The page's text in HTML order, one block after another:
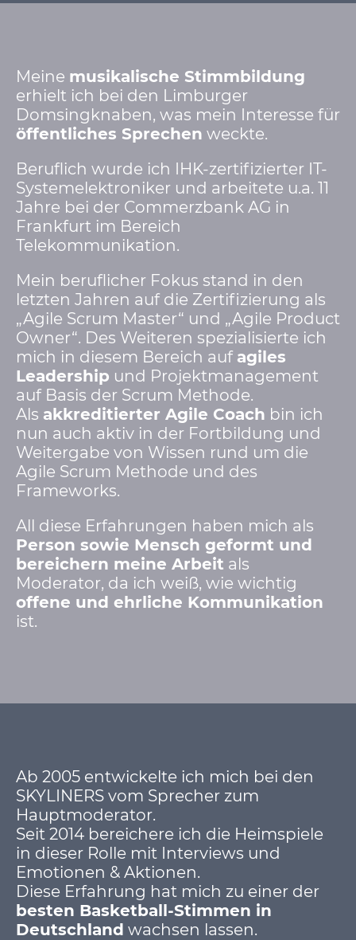
Meine musikalische Stimmbildung
erhielt ich bei den Limburger
Domsingknaben, was mein Interesse für
öffentliches Sprechen weckte.
Beruflich wurde ich IHK-zertifizierter IT-
Systemelektroniker und arbeitete u.a. 11
Jahre bei der Commerzbank AG in
Frankfurt im Bereich
Telekommunikation.
Mein beruflicher Fokus stand in den
letzten Jahren auf die Zertifizierung als
„Agile Scrum Master“ und „Agile Product
Owner“. Des Weiteren spezialisierte ich
mich in diesem Bereich auf agiles
Leadership und Projektmanagement
auf Basis der Scrum Methode.
Als akkreditierter Agile Coach bin ich
nun auch aktiv in der Fortbildung und
Weitergabe von Wissen rund um die
Agile Scrum Methode und des
Frameworks.
All diese Erfahrungen haben mich als
Person sowie Mensch geformt und
bereichern meine Arbeit als
Moderator, da ich weiß, wie wichtig
offene und ehrliche Kommunikation
ist.
Ab 2005 entwickelte ich mich bei den
SKYLINERS vom Sprecher zum
Hauptmoderator.
Seit 2014 bereichere ich die Heimspiele
in dieser Rolle mit Interviews und
Emotionen & Aktionen.
Diese Erfahrung hat mich zu einer der
besten Basketball-Stimmen in
Deutschland wachsen lassen.